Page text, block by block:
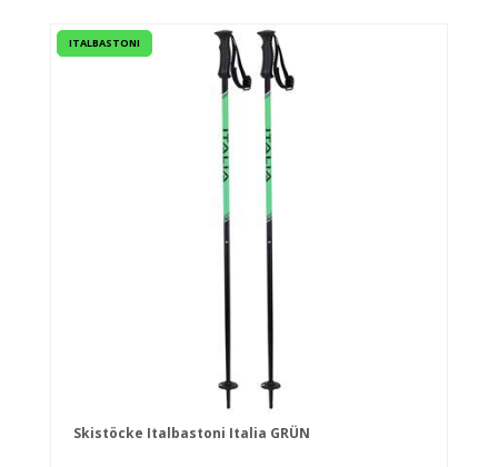
ITALBASTONI
Skistöcke Italbastoni Italia GRÜN